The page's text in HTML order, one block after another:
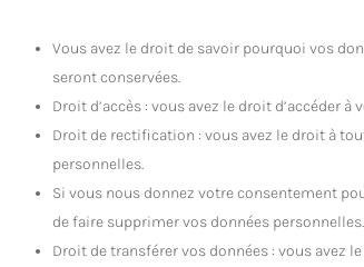
Vous avez le droit de savoir pourquoi vos
seront conservées.
Droit d’accès : vous avez le droit d’accéder
Droit de rectification : vous avez le droit à
personnelles.
Si vous nous donnez votre consentement
de faire supprimer vos données personnelles.
Droit de transférer vos données : vous avez